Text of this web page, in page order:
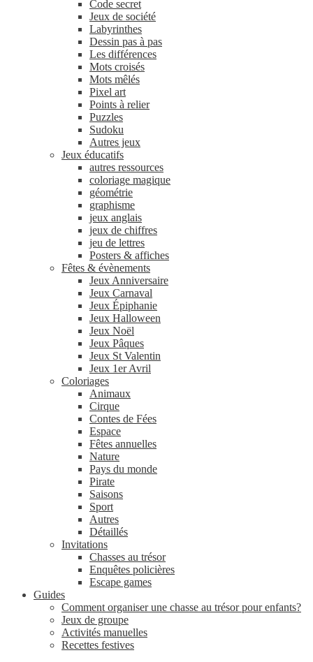
Code secret
Jeux de société
Labyrinthes
Dessin pas à pas
Les différences
Mots croisés
Mots mêlés
Pixel art
Points à relier
Puzzles
Sudoku
Autres jeux
Jeux éducatifs
autres ressources
coloriage magique
géométrie
graphisme
jeux anglais
jeux de chiffres
jeu de lettres
Posters & affiches
Fêtes & évènements
Jeux Anniversaire
Jeux Carnaval
Jeux Épiphanie
Jeux Halloween
Jeux Noël
Jeux Pâques
Jeux St Valentin
Jeux 1er Avril
Coloriages
Animaux
Cirque
Contes de Fées
Espace
Fêtes annuelles
Nature
Pays du monde
Pirate
Saisons
Sport
Autres
Détaillés
Invitations
Chasses au trésor
Enquêtes policières
Escape games
Guides
Comment organiser une chasse au trésor pour enfants?
Jeux de groupe
Activités manuelles
Recettes festives